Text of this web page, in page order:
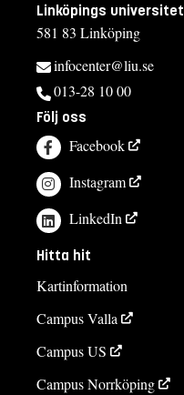
Linköpings universitet
581 83 Linköping
infocenter@liu.se
013-28 10 00
Följ oss
Facebook
Instagram
LinkedIn
Hitta hit
Kartinformation
Campus Valla
Campus US
Campus Norrköping